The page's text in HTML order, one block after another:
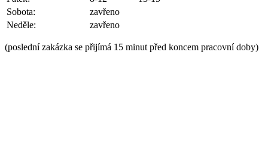
Sobota:
zavřeno
Neděle:
zavřeno
(poslední zakázka se přijímá 15 minut před koncem pracovní doby)